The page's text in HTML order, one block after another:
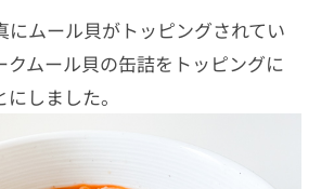
にムール貝がトッピングされてい
クムール貝の缶詰をトッピングに
しました。